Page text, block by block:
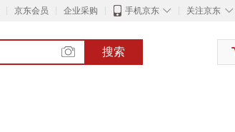
京东会员 企业采购 ◇
手机京东 ◇
关注京东
搜索